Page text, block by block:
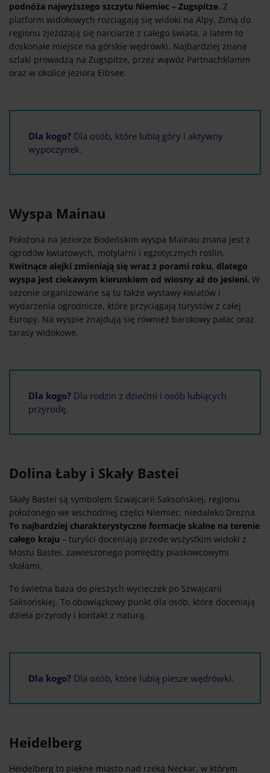
podnóża najwyższego szczytu Niemiec – Zugspitze. Z
platform widokowych rozciągają się widoki na Alpy. Zimą do
regionu zjeżdżają się narciarze z całego świata, a latem to
doskonałe miejsce na górskie wędrówki. Najbardziej znane
szlaki prowadzą na Zugspitze, przez wąwóz Partnachklamm
oraz w okolice jeziora Eibsee.
Dla kogo? Dla osób, które lubią góry i aktywny
wypoczynek.
Wyspa Mainau
Położona na Jeziorze Bodeńskim wyspa Mainau znana jest z
ogrodów kwiatowych, motylarni i egzotycznych roślin.
Kwitnące alejki zmieniają się wraz z porami roku, dlatego
wyspa jest ciekawym kierunkiem od wiosny aż do jesieni. W
sezonie organizowane są tu także wystawy kwiatów i
wydarzenia ogrodnicze, które przyciągają turystów z całej
Europy. Na wyspie znajdują się również barokowy pałac oraz
tarasy widokowe.
Dla kogo? Dla rodzin z dziećmi i osób lubiących
przyrodę.
Dolina Łaby i Skały Bastei
Skały Bastei są symbolem Szwajcarii Saksońskiej, regionu
położonego we wschodniej części Niemiec, niedaleko Drezna.
To najbardziej charakterystyczne formacje skalne na terenie
całego kraju – turyści doceniają przede wszystkim widoki z
Mostu Bastei, zawieszonego pomiędzy piaskowcowymi
skałami.
To świetna baza do pieszych wycieczek po Szwajcarii
Saksońskiej. To obowiązkowy punkt dla osób, które doceniają
dzieła przyrody i kontakt z naturą.
Dla kogo? Dla osób, które lubią piesze wędrówki.
Heidelberg
Heidelberg to piękne miasto nad rzeką Neckar, w którym